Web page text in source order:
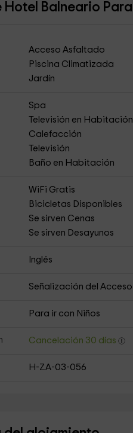
Balneario
Acceso Asfaltado
Piscina Climatizada
Jardín
Spa
Televisión en Habitación
Calefacción
Televisión
Baño en Habitación
WiFi Gratis
Bicicletas Disponibles
Se sirven Cenas
Se sirven Desayunos
Inglés
Señalización del Acceso
Para ir con Niños
Cancelación 30 días
H-ZA-03-056